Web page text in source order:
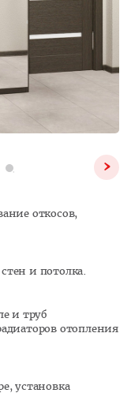
откосов,
и потолка.
и труб
отопления
установка